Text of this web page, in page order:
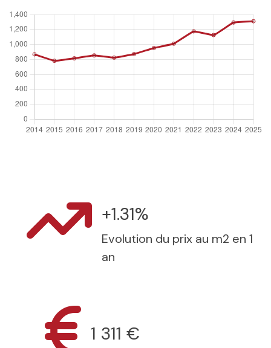
+1.31%
Evolution du prix au m2 en 1
an
1 311 €